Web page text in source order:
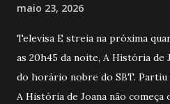
maio 23, 2026
Televisa E streia na próxima
as 20h45 da noite, A História de
do horário nobre do SBT.
A História de Joana não começa